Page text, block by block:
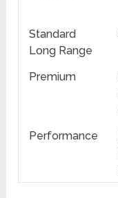
Standard
Long Range
Premium
Performance